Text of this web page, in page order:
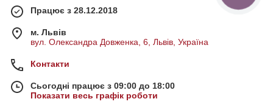
Працює з 28.12.2018
м. Львів
вул. Олександра Довженка, 6, Львів, Україна
Контакти
Сьогодні працює з 09:00 до 18:00
Показати весь графік роботи